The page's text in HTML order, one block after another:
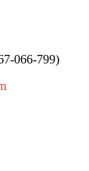
066-799)